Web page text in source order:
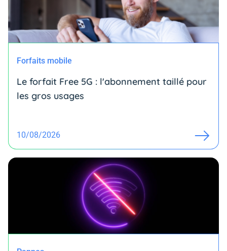
Forfaits mobile
Le forfait Free 5G : l'abonnement taillé pour
les gros usages
10/08/2026